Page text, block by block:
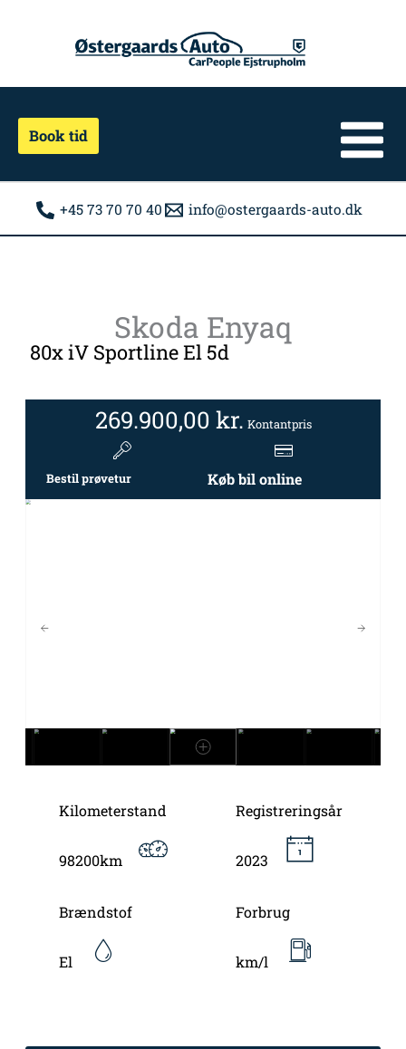
Book tid
+45 73 70 70 40 info@ostergaards-auto.dk
Skoda Enyaq
80x iV Sportline El 5d
269.900,00 kr. Kontantpris
Bestil prøvetur Køb bil online
Kilometerstand
98200km
Registreringsår
2023
Brændstof
El
Forbrug
km/l